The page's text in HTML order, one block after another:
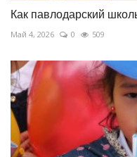
Как павлодарский
Май 4, 2026 0 509